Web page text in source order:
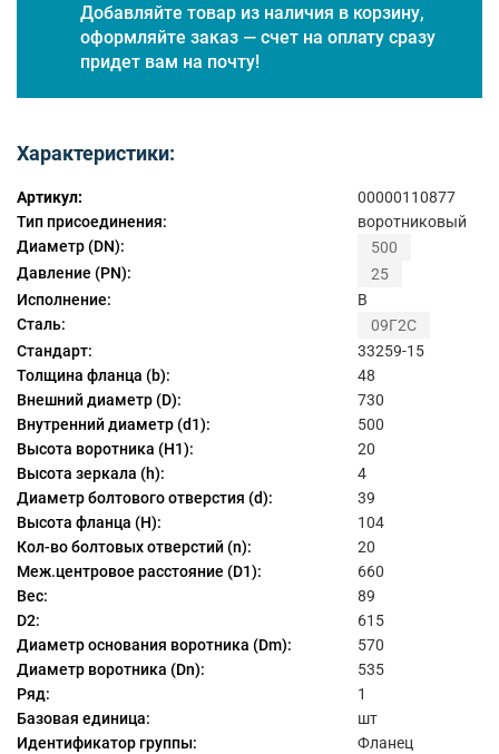
Добавляйте товар из наличия в корзину,
оформляйте заказ — счет на оплату сразу
придет вам на почту!
Характеристики:
Артикул:
00000110877
Тип присоединения:
воротниковый
Диаметр (DN):
500
Давление (PN):
25
Исполнение:
B
Сталь:
09Г2С
Стандарт:
33259-15
Толщина фланца (b):
48
Внешний диаметр (D):
730
Внутренний диаметр (d1):
500
Высота воротника (H1):
20
Высота зеркала (h):
4
Диаметр болтового отверстия (d):
39
Высота фланца (H):
104
Кол-во болтовых отверстий (n):
20
Меж.центровое расстояние (D1):
660
Вес:
89
D2:
615
Диаметр основания воротника (Dm):
570
Диаметр воротника (Dn):
535
Ряд:
1
Базовая единица:
шт
Идентификатор группы:
Фланец